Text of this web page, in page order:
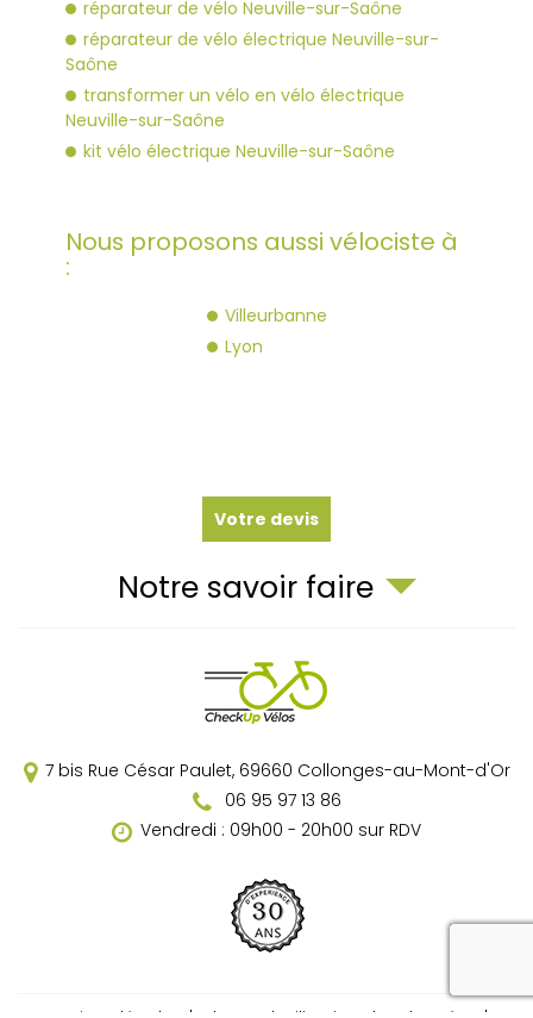
réparateur de vélo Neuville-sur-Saône
réparateur de vélo électrique Neuville-sur-
Saône
transformer un vélo en vélo électrique
Neuville-sur-Saône
kit vélo électrique Neuville-sur-Saône
Nous proposons aussi vélociste à
:
Villeurbanne
Lyon
Votre devis
Notre savoir faire
7 bis Rue César Paulet, 69660 Collonges-au-Mont-d'Or
06 95 97 13 86
Vendredi : 09h00 - 20h00 sur RDV